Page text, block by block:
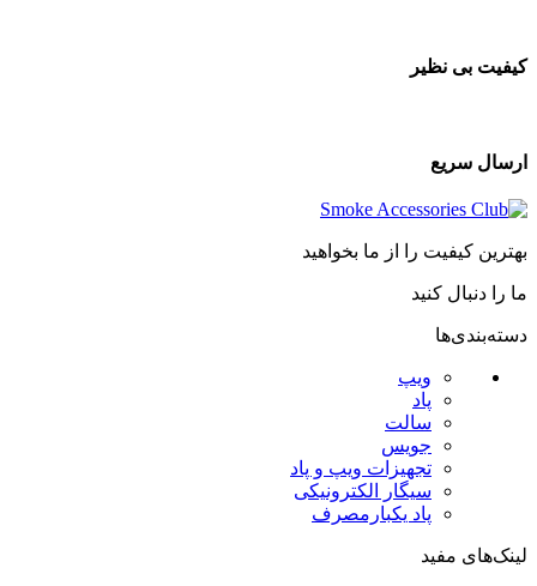
کیفیت بی نظیر
ارسال سریع
بهترین کیفیت را از ما بخواهید
ما را دنبال کنید
دسته‌بندی‌ها
ویپ
پاد
سالت
جویس
تجهیزات ویپ و پاد
سیگار الکترونیکی
پاد یکبارمصرف
لینک‌های مفید